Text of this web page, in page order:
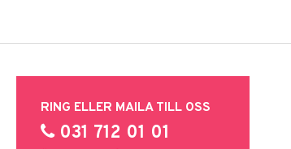
RING ELLER MAILA TILL OSS
031 712 01 01